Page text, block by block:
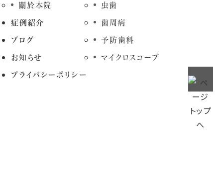
關於本院
症例紹介
ブログ
お知らせ
プライバシーポリシー
虫歯
歯周病
予防歯科
マイクロスコープ